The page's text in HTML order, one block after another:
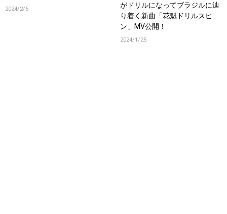
2024/2/6
がドリルになってブラジルに辿
り着く新曲「花魁ドリルスピ
ン」MV公開！
2024/1/25